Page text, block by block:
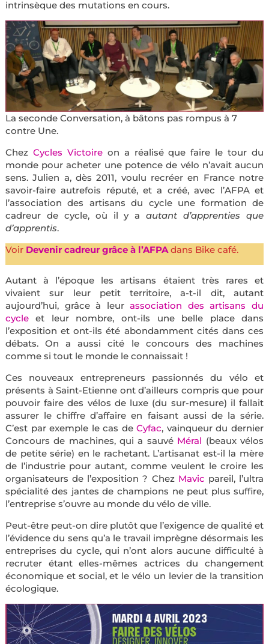
intrinsèque des mutations en cours.
La seconde Conversation, à bâtons pas rompus à 7
contre Une.
Chez Cycles Victoireon a réalisé que faire le tour du
monde pour acheter une potence de vélo n’avait aucun
sens. Julien a, dès 2011, voulu recréer en France notre
savoir-faire autrefois réputé, et a créé, avec l’AFPA et
l’association des artisans du cycle une formation de
cadreur de cycle, où il y aautant d’apprenties que
d’apprentis.
Voir Devenir cadreur grâce à l’AFPA dans Bike café.
Autant à l’époque les artisans étaient très rares et
vivaient sur leur petit territoire, a-t-il dit, autant
aujourd’hui, grâce à leurassociation des artisans du
cycleet leur nombre, ont-ils une belle place dans
l’exposition et ont-ils été abondamment cités dans ces
débats. On a aussi cité le concours des machines
comme si tout le monde le connaissait !
Ces nouveaux entrepreneurs passionnés du vélo et
présents à Saint-Etienne ont d’ailleurs compris que pour
pouvoir faire des vélos de luxe (du sur-mesure) il fallait
assurer le chiffre d’affaire en faisant aussi de la série.
C’est par exemple le cas deCyfac, vainqueur du dernier
Concours de machines, qui a sauvé Méral (beaux vélos
de petite série) en le rachetant. L’artisanat est-il la mère
de l’industrie pour autant, comme veulent le croire les
organisateurs de l’exposition ? Chez Mavic pareil, l’ultra
spécialité des jantes de champions ne peut plus suffire,
l’entreprise s’ouvre au monde du vélo de ville.
Peut-être peut-on dire plutôt que l’exigence de qualité et
l’évidence du sens qu’a le travail imprègne désormais les
entreprises du cycle, qui n’ont alors aucune difficulté à
recruter étant elles-mêmes actrices du changement
économique et social, et le vélo un levier de la transition
écologique.